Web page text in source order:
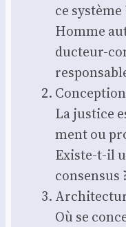
ce sys­tème
Homme
duc­teur-
La jus­tice
ment ou
Existe-t-il
consen­sus
Où se